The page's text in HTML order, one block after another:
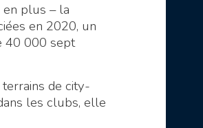
plus – la
en 2020, un
40 000 sept
de city-
les clubs, elle